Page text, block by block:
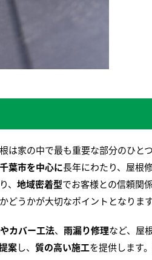
は家の中で最も重要な部分のひと
葉市を中心に長年にわたり、屋根
、 地域密着型でお客様との信頼関
かどうかが大切なポイントとなります
カバー工法、 雨漏り修理など、屋
案し、 質の高い施工を提供します。